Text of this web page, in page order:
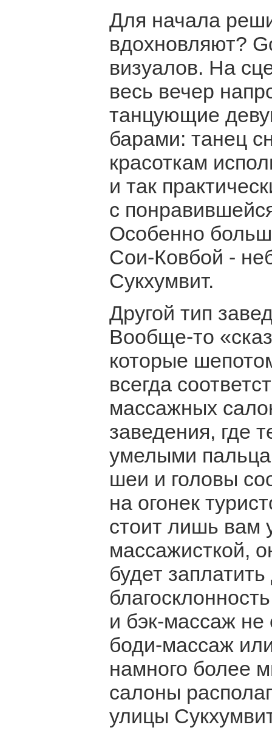
Для начала
вдохновляют?
визуалов. На
весь вечер
танцующие
барами: танец
красоткам
и так
с
Особенно
Сои-Ковбой -
Сукхумвит.
Другой тип
Вообще-то
которые
всегда
массажных
заведения, где
умелыми
шеи и головы
на огонек
стоит лишь вам
массажисткой,
будет
и бэк-массаж не
боди-массаж
намного более
салоны
улицы